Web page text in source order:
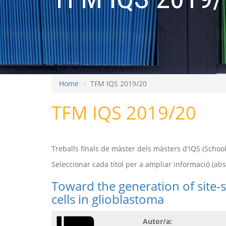
Home TFM IQS 2019/20
TFM IQS 2019/20
Treballs finals de màster dels màsters d'IQS
Seleccionar cada títol per a ampliar informació
Toward the generation of site-
cells in glioblastoma
Autor/a: